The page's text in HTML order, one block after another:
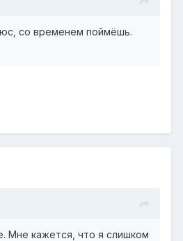
со временем поймёшь.
Мне кажется, что я слишком